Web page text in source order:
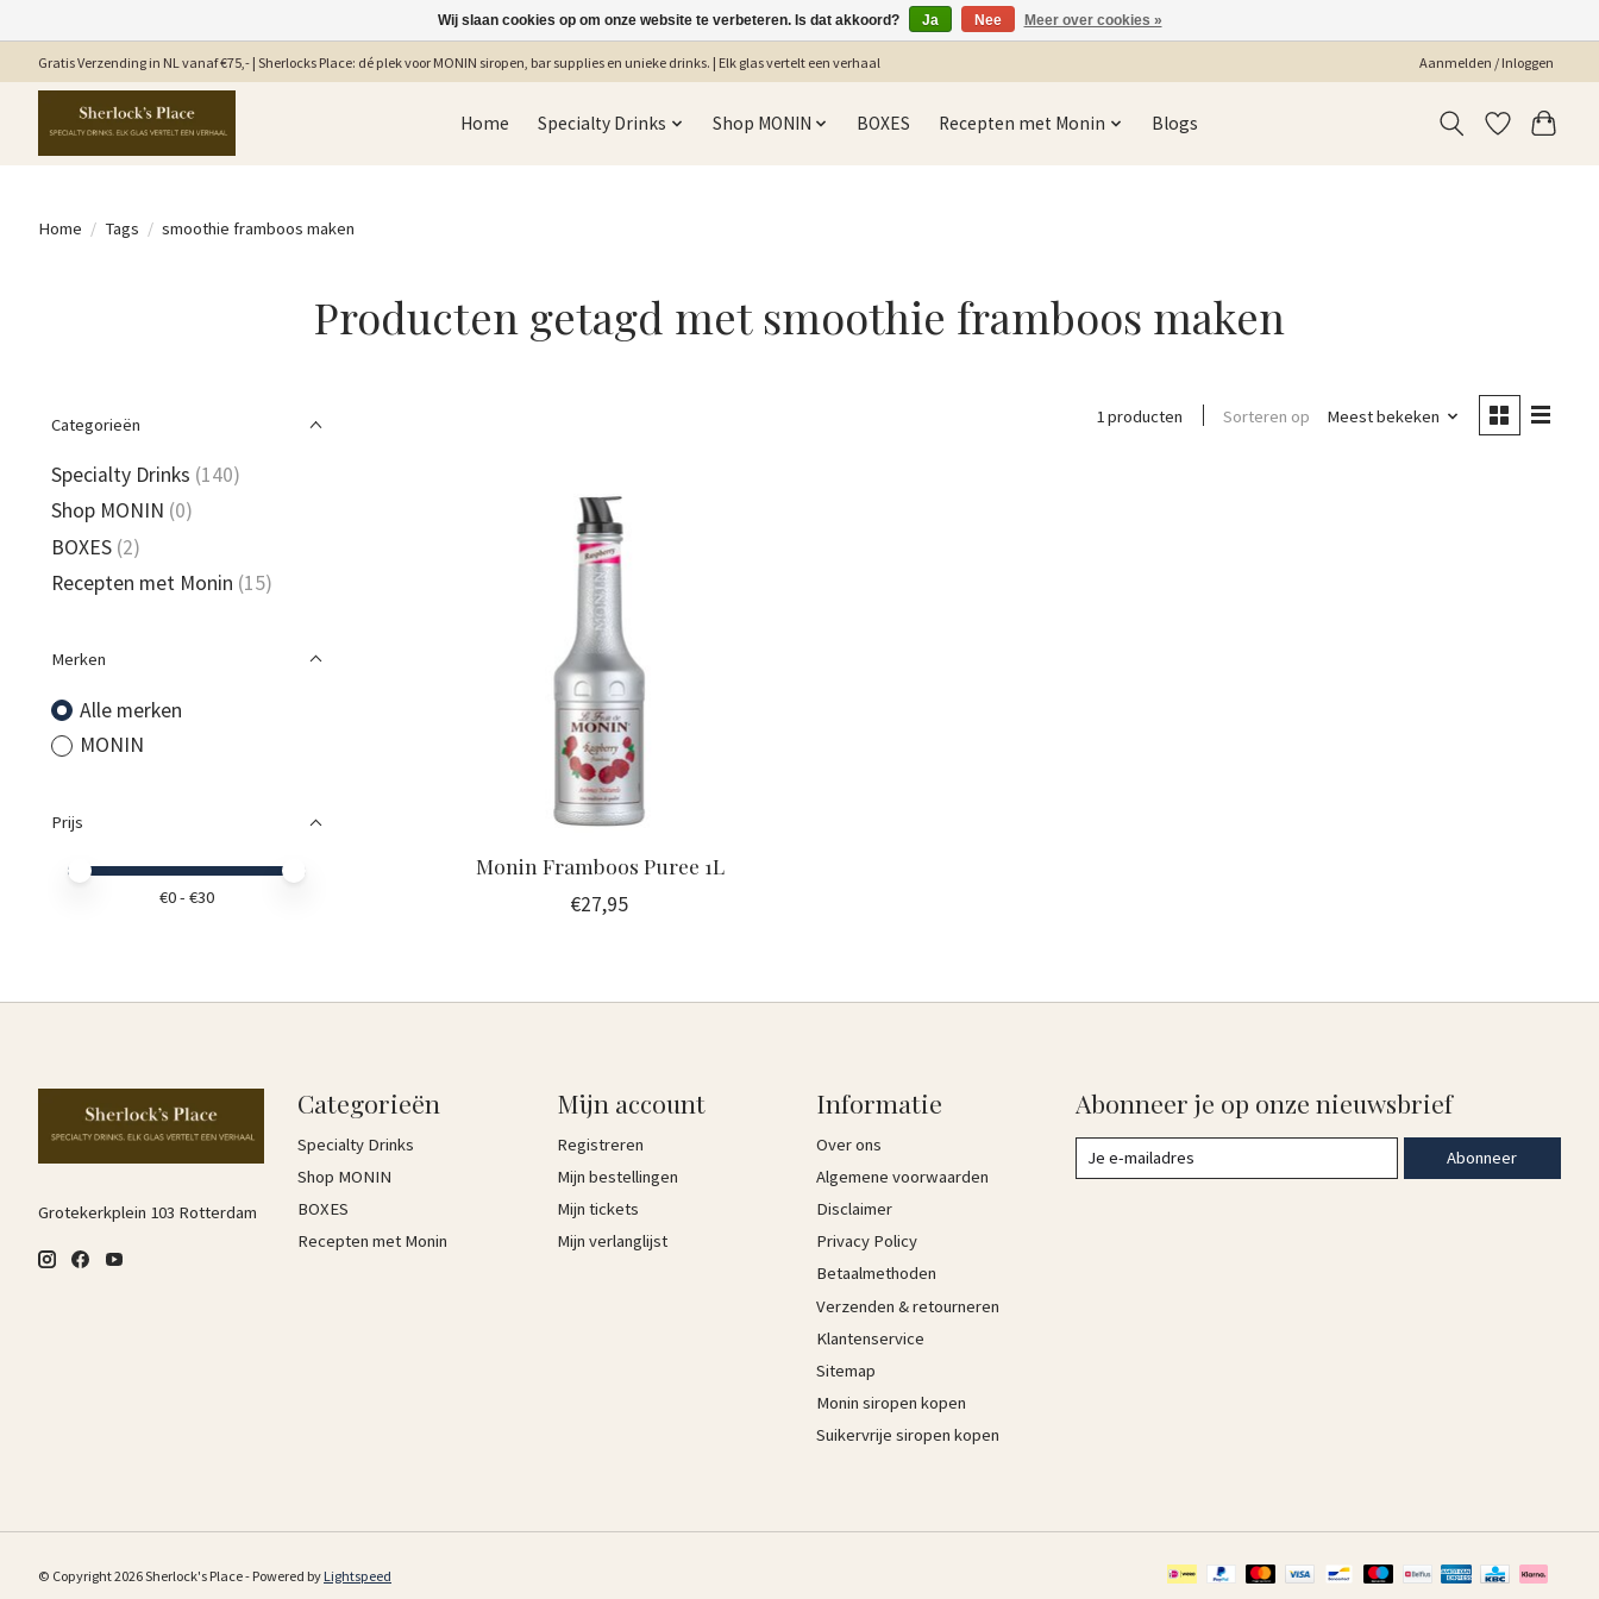
Gratis Verzending in NL vanaf €75,- | Sherlocks Place: dé plek voor MONIN siropen, bar supplies en unieke drinks. | Elk glas vertelt een verhaal Aanmelden / Inloggen
Home Specialty Drinks Shop MONIN BOXES Recepten met Monin Blogs
Home / Tags / smoothie framboos maken
Producten getagd met smoothie framboos maken
Categorieën
Specialty Drinks (140)
Shop MONIN (0)
BOXES (2)
Recepten met Monin (15)
Merken
Alle merken
MONIN
Prijs
Minimale prijswaarde
Price maximum value
€0- €30
1 producten Sorteren op Meest bekeken
Monin Framboos Puree 1L
€27,95
Grotekerkplein 103 Rotterdam
Categorieën
Specialty Drinks
Shop MONIN
BOXES
Recepten met Monin
Mijn account
Registreren
Mijn bestellingen
Mijn tickets
Mijn verlanglijst
Informatie
Over ons
Algemene voorwaarden
Disclaimer
Privacy Policy
Betaalmethoden
Verzenden & retourneren
Klantenservice
Sitemap
Monin siropen kopen
Suikervrije siropen kopen
Abonneer je op onze nieuwsbrief
Abonneer
© Copyright 2026 Sherlock's Place - Powered byLightspeed
Wij slaan cookies op om onze website te verbeteren. Is dat akkoord? Ja Nee Meer over cookies »